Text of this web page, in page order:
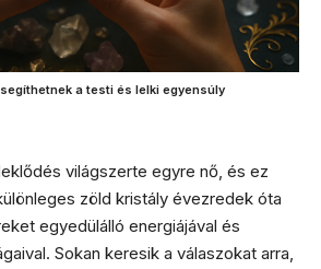
a testi és lelki egyensúly
világszerte egyre nő, és ez
zöld kristály évezredek óta
egyedülálló energiájával és
Sokan keresik a válaszokat arra,